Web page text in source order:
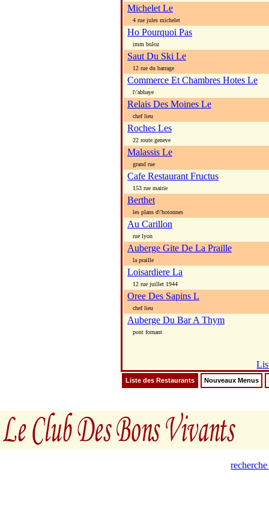
Michelet Le
4 rue jules michelet
Ho Pourquoi Pas
imm buloz
Saut Du Ski Le
12 rue du barrage
Commerce Et Chambres Hotes Le
l\'abbaye
Relais Des Moines Le
chef lieu
Roches Les
22 route geneve
Malassis Le
grand rue
Cafe Restaurant Fructus
153 rue mairie
Berthet
les plans d\'hotonnes
Au Carillon
rue lyon
Auberge Gite De La Praille
la praille
Loisardiere La
12 rue juillet 1944
Oree Des Sapins L
chef lieu
Auberge Du Bar A Thym
pont fornant
Liste des Restaurants Nouveaux Menus